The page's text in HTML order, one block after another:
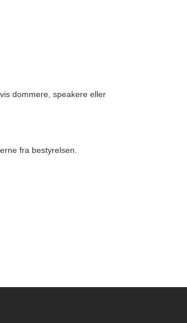
dommere, speakere eller
fra bestyrelsen.